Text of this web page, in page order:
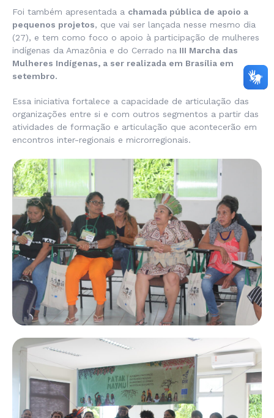
Foi também apresentada a chamada pública de apoio a
pequenos projetos, que vai ser lançada nesse mesmo dia
(27), e tem como foco o apoio à participação de mulheres
indígenas da Amazônia e do Cerrado na III Marcha das
Mulheres Indígenas, a ser realizada em Brasília em
setembro.
Essa iniciativa fortalece a capacidade de articulação das
organizações entre si e com outros segmentos a partir das
atividades de formação e articulação que acontecerão em
encontros inter-regionais e microrregionais.